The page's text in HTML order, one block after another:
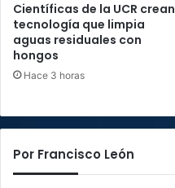
Científicas de la UCR crean
tecnología que limpia
aguas residuales con
hongos
Hace 3 horas
Por Francisco León